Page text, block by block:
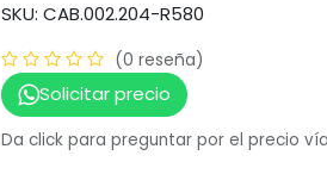
SKU: CAB.002.204-R580
(0 reseña)
Solicitar precio
Da click para preguntar por el precio